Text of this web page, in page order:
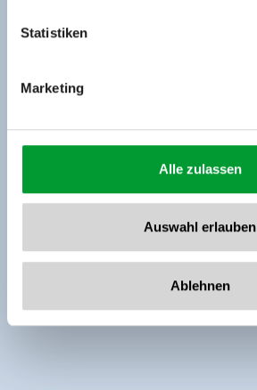
www.zillertalarena.com
Statistiken
Marketing
Alle zulassen
Auswahl erlauben
Ablehnen